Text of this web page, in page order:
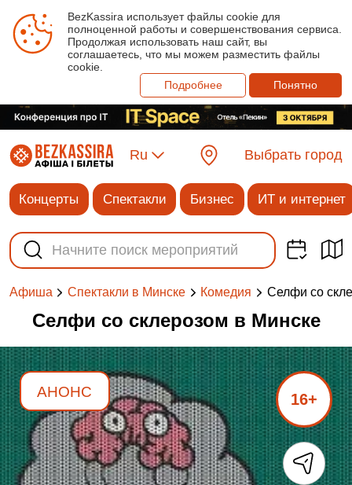
BezKassira использует файлы cookie для
полноценной работы и совершенствования сервиса.
Продолжая использовать наш сайт, вы
соглашаетесь, что мы можем разместить файлы
cookie.
Подробнее
Понятно
Ru Выбрать город
Концерты Спектакли Бизнес ИТ и интернет
Афиша Спектакли в Минске Комедия Селфи со
Селфи со склерозом в Минске
АНОНС 16+